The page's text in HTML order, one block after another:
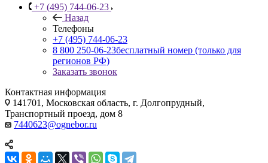
+7 (495) 744-06-23
Назад
Телефоны
+7 (495) 744-06-23
8 800 250-06-23бесплатный номер (только для
регионов РФ)
Заказать звонок
Контактная информация
141701, Московская область, г. Долгопрудный,
Транспортный проезд, дом 8
7440623@ognebor.ru